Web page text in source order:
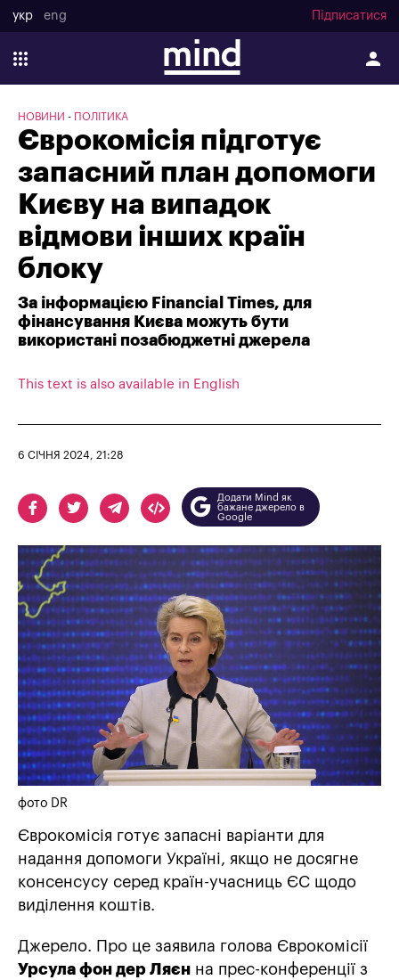
укр eng Підписатися
НОВИНИ ПОЛІТИКА
Єврокомісія підготує
запасний план допомоги
Києву на випадок
відмови інших країн
блоку
За інформацією Financial Times, для
фінансування Києва можуть бути
використані позабюджетні джерела
This text is also available in English
6 СІЧНЯ 2024, 21:28
Додати Mind як
бажане джерело в
Google
фото DR
Єврокомісія готує запасні варіанти для
надання допомоги Україні, якщо не досягне
консенсусу серед країн-учасниць ЄС щодо
виділення коштів.
Джерело. Про це заявила голова Єврокомісії
Урсула фон дер Ляєн на прес-конференції з